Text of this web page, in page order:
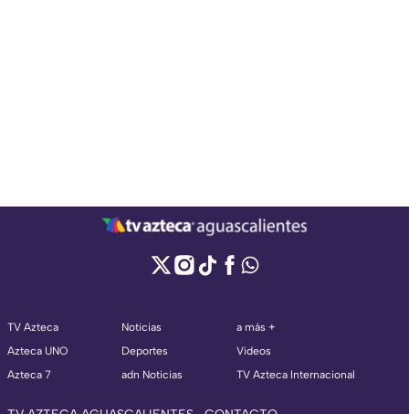
TV Azteca
Azteca UNO
Azteca 7
Noticias
Deportes
adn Noticias
a más +
Videos
TV Azteca Internacional